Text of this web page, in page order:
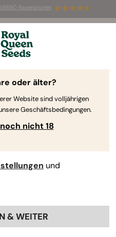
Rezensionen
zu 50 % Rabatt
⏤
oder älter?
Website sind volljährigen
Geschäftsbedingungen.
nicht 18
und
& WEITER